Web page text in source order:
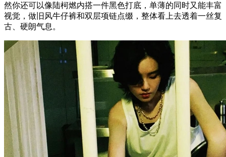
然你还可以像陆柯燃内搭一件黑色打底，单薄的同时又能丰富
视觉，做旧风牛仔裤和双层项链点缀，整体看上去透着一丝复
古、硬朗气息。